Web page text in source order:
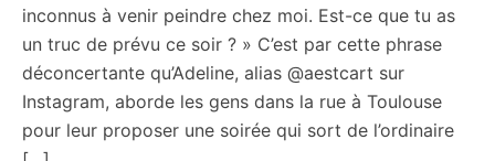
inconnus à venir peindre chez moi. Est-ce que tu as
un truc de prévu ce soir ? » C’est par cette phrase
déconcertante qu’Adeline, alias @aestcart sur
Instagram, aborde les gens dans la rue à Toulouse
pour leur proposer une soirée qui sort de l’ordinaire